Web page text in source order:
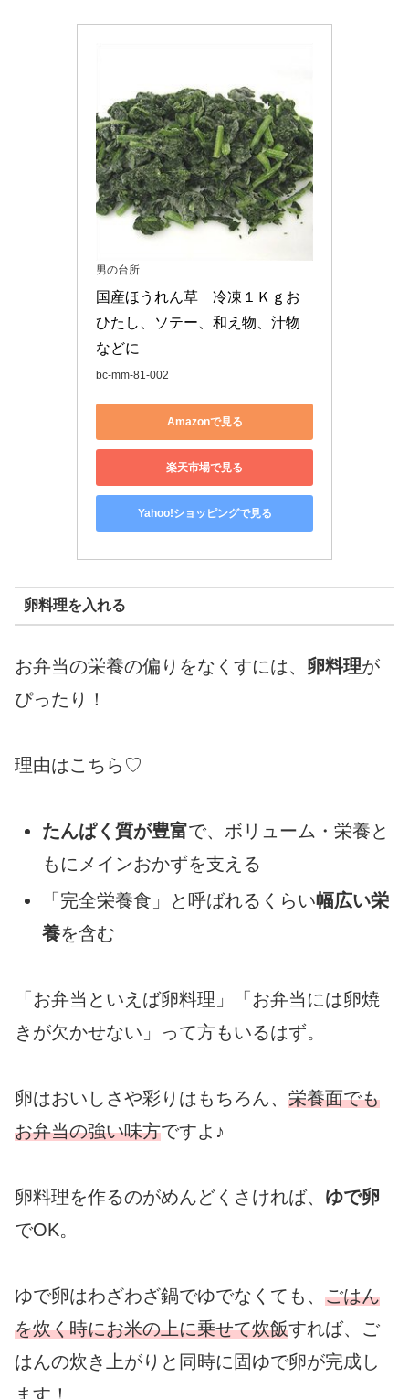
男の台所
国産ほうれん草　冷凍１Ｋｇお
ひたし、ソテー、和え物、汁物
などに
bc-mm-81-002
Amazonで見る
楽天市場で見る
Yahoo!ショッピングで見る
卵料理を入れる
お弁当の栄養の偏りをなくすには、 卵料理が
ぴったり！
理由はこちら♡
たんぱく質が豊富で、ボリューム・栄養と
もにメインおかずを支える
「完全栄養食」と呼ばれるくらい幅広い栄
養を含む
「お弁当といえば卵料理」「お弁当には卵焼
きが欠かせない」って方もいるはず。
卵はおいしさや彩りはもちろん、 栄養面でも
お弁当の強い味方ですよ♪
卵料理を作るのがめんどくさければ、 ゆで卵
でOK。
ゆで卵はわざわざ鍋でゆでなくても、 ごはん
を炊く時にお米の上に乗せて炊飯すれば、ご
はんの炊き上がりと同時に固ゆで卵が完成し
ます！